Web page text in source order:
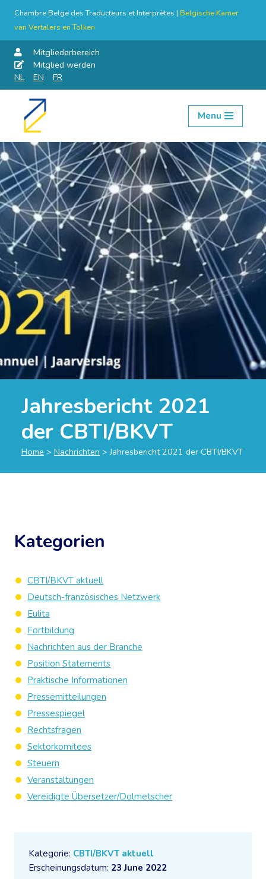
Chambre Belge des Traducteurs et Interprètes | Belgische Kamer
van Vertalers en Tolken
Mitgliederbereich
Mitglied werden
NL
EN FR
Skip
content
Menu
Jahresbericht 2021
der CBTI/BKVT
Home > Nachrichten >Jahresbericht 2021 der CBTI/BKVT
Kategorie: CBTI/BKVT aktuell
Erscheinungsdatum: 23 June 2022
Kategorien
CBTI/BKVT aktuell
Deutsch-französisches Netzwerk
Eulita
Fortbildung
Nachrichten aus der Branche
Position Statements
Praktische Informationen
Pressemitteilungen
Pressespiegel
Rechtsfragen
Sektorkomitees
Steuern
Veranstaltungen
Vereidigte Übersetzer/Dolmetscher